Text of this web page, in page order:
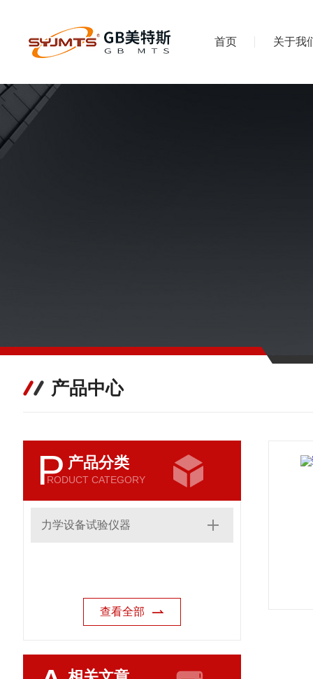
首页 关于我
产品中心
P 产品分类
RODUCT CATEGORY
力学设备试验仪器
查看全部